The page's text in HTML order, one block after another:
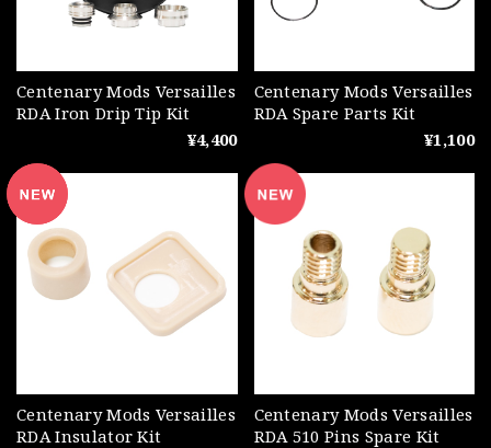
Centenary Mods Versailles
RDA Iron Drip Tip Kit
¥4,400
Centenary Mods Versailles
RDA Spare Parts Kit
¥1,100
Centenary Mods Versailles
RDA Insulator Kit
Centenary Mods Versailles
RDA 510 Pins Spare Kit